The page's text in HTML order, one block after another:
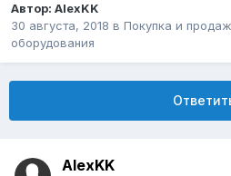
Автор: AlexKK
30 августа, 2018 в Покупка и
оборудования
AlexKK